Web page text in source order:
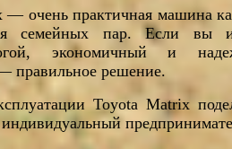
очень практичная машина
семейных пар. Если вы
экономичный и
правильное решение.
Toyota Matrix